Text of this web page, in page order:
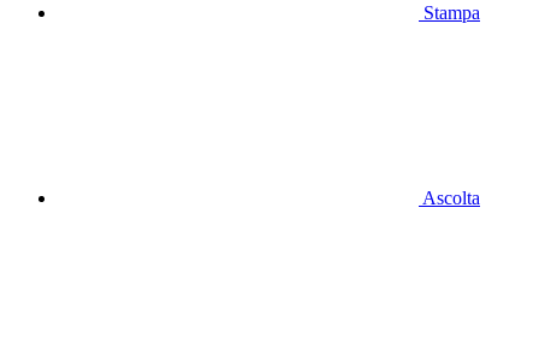
Stampa
Ascolta